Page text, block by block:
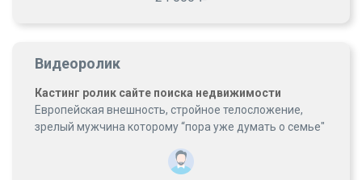
Видеоролик
Кастинг ролик сайте поиска недвижимости
Европейская внешность, стройное телосложение,
зрелый мужчина которому “пора уже думать о семье"